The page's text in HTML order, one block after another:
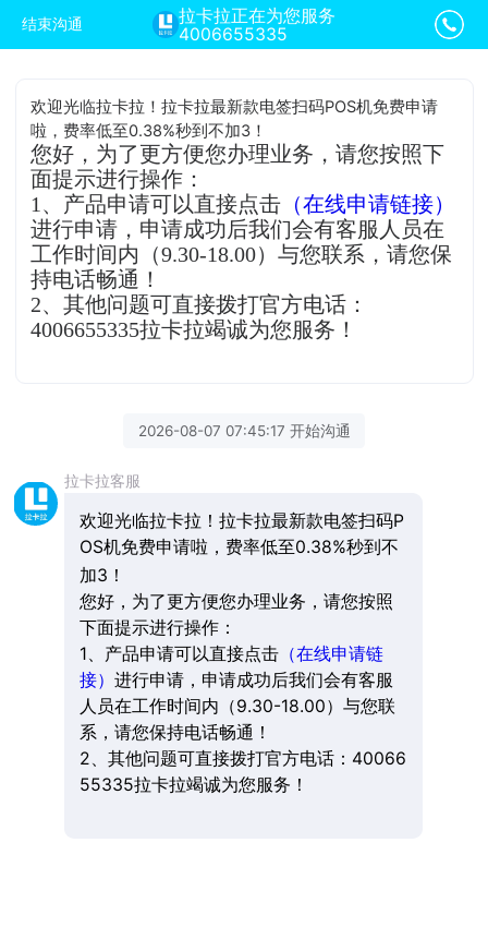
结束沟通
拉卡拉正在为您服务
4006655335
欢迎光临拉卡拉！拉卡拉最新款电签扫码POS机免费申请
啦，费率低至0.38%秒到不加3！
您好，为了更方便您办理业务，请您按照下
面提示进行操作：
1、产品申请可以直接点击 （在线申请链接）
进行申请，申请成功后我们会有客服人员在
工作时间内（9.30-18.00）与您联系，请您保
持电话畅通！
2、其他问题可直接拨打官方电话：
4006655335拉卡拉竭诚为您服务！
2026-08-07 07:45:17 开始沟通
拉卡拉客服
欢迎光临拉卡拉！拉卡拉最新款电签扫码P
OS机免费申请啦，费率低至0.38%秒到不
加3！
您好，为了更方便您办理业务，请您按照
下面提示进行操作：
1、产品申请可以直接点击（在线申请链
接） 进行申请，申请成功后我们会有客服
人员在工作时间内（9.30-18.00）与您联
系，请您保持电话畅通！
2、其他问题可直接拨打官方电话：40066
55335拉卡拉竭诚为您服务！